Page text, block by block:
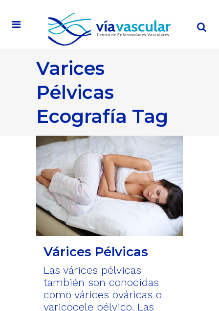
Varices
Pélvicas
Ecografía Tag
Várices Pélvicas
Las várices pélvicas
también son conocidas
como várices ováricas o
varicocele pélvico. Las